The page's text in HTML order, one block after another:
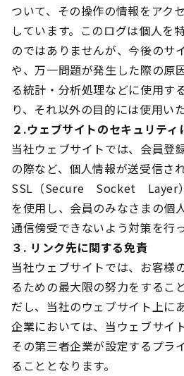
ついて、その操作の情報をアク
しています。このログは個人を
のではありませんが、今後のサ
や、万一問題が発生した際の原
る統計・分析処理などに使用す
り、それ以外の目的には使用い
２.ウェブサイトのセキュリティ
当社ウェブサイトでは、会員登
の際など、個人情報が送受信さ
SSL（Secure Socket Layer
を使用し、会員のみなさまの個
通信傍受できないよう対策を行
３. リンク先に関する免責
当社ウェブサイトでは、お客様
るための最大限の努力をするこ
だし、当社のウェブサイト上に
企業においては、当ウェブサイ
その第三者企業が設定するプラ
ることとなります。